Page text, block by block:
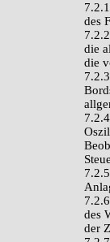
des
die
die
des
der